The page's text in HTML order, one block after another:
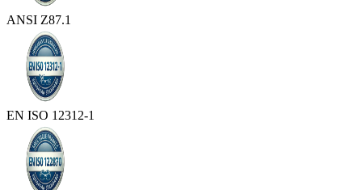
ANSI Z87.1
EN ISO 12312-1